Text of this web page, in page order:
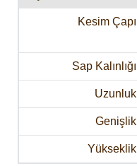
Kesim Çapı
Sap Kalınlığı
Uzunluk
Genişlik
Yükseklik